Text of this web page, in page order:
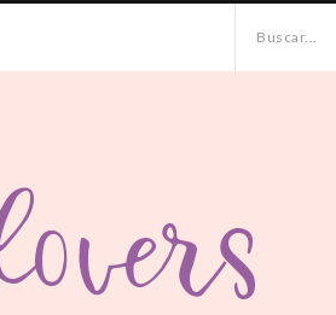
Buscar...